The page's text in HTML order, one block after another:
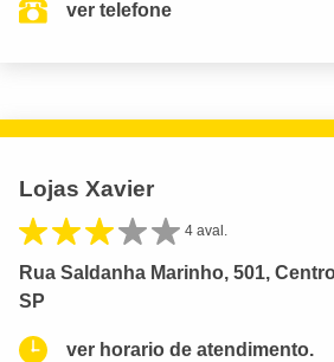
ver telefone
Lojas Xavier
4 aval.
Rua Saldanha Marinho, 501,
SP
ver horario de atendimento.